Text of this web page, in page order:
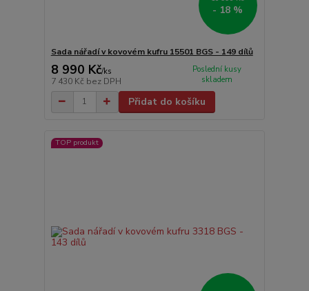
- 18 %
Sada nářadí v kovovém kufru 15501 BGS - 149 dílů
8 990 Kč/ks
7 430 Kč bez DPH
Poslední kusy
skladem
Přidat do košíku
TOP produkt